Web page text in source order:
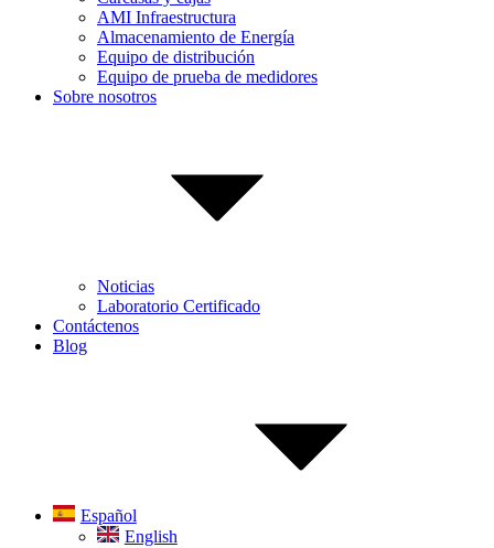
AMI Infraestructura
Almacenamiento de Energía
Equipo de distribución
Equipo de prueba de medidores
Sobre nosotros
Noticias
Laboratorio Certificado
Contáctenos
Blog
Español
English